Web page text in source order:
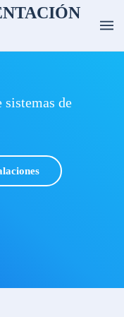
sistemas de